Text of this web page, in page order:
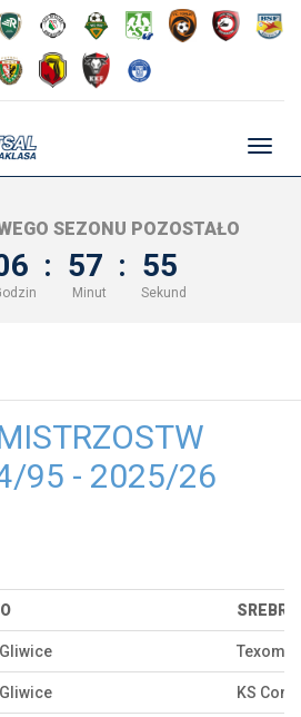
SEZONU POZOSTAŁO
: 57 : 55
Minut Sekund
95 - 2025/26
SREBRO
Texom
KS